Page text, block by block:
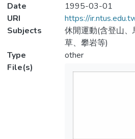
Date
1995-03-01
URI
https://
Subjects
休閒運動(含登山
草、攀岩等)
Type
other
File(s)